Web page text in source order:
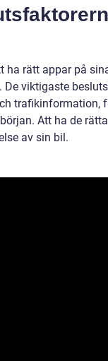
ha rätt appar på
viktigaste
trafikinformation,
Att ha de
av sin bil.